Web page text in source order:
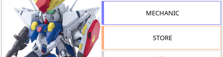
品
MECHANIC
STORE